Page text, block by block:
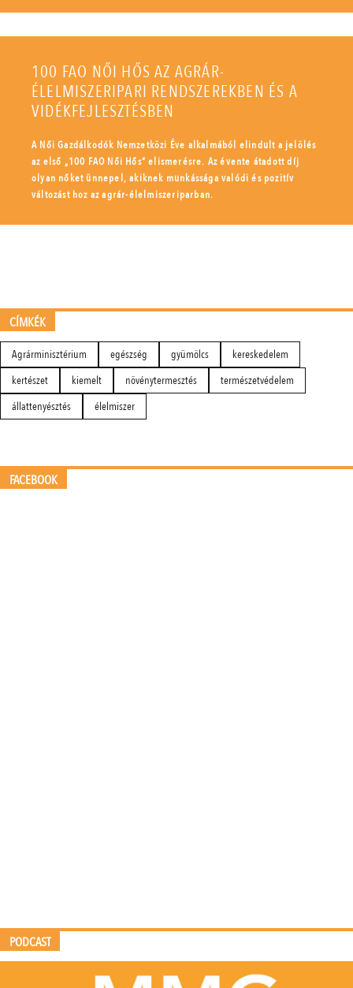
100 FAO NŐI HŐS AZ AGRÁR-
ÉLELMISZERIPARI RENDSZEREKBEN ÉS A
VIDÉKFEJLESZTÉSBEN
A Női Gazdálkodók Nemzetközi Éve alkalmából elindult a jelölés
az első „100 FAO Női Hős” elismerésre. Az évente átadott díj
olyan nőket ünnepel, akiknek munkássága valódi és pozitív
változást hoz az agrár-élelmiszeriparban.
CÍMKÉK
Agrárminisztérium egészség gyümölcs
kereskedelem
kertészet
kiemelt növénytermesztés
természetvédelem
állattenyésztés
élelmiszer
FACEBOOK
PODCAST